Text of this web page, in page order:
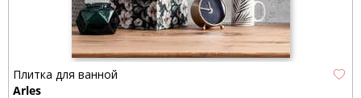
Плитка для ванной
Arles